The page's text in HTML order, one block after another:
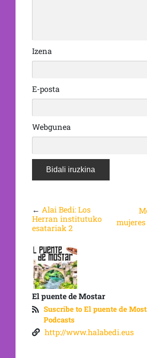
Izena
E-posta
Webgunea
← Alai Bedi: Los
Herran institutuko
esatariak 2
El puente de Mostar
Suscribe to El puente de
Podcasts
http://www.halabedi.eus